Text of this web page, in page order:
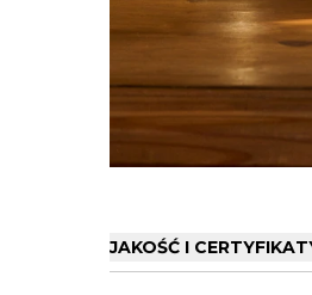
JAKOŚĆ I